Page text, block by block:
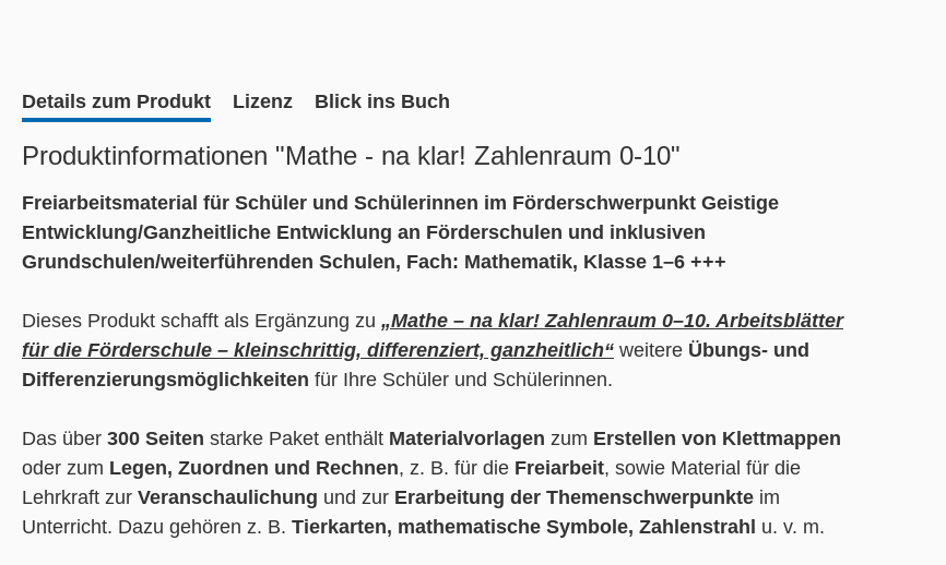
Details zum Produkt Lizenz Blick ins Buch
Produktinformationen "Mathe - na klar! Zahlenraum 0-10"
Freiarbeitsmaterial für Schüler und Schülerinnen im Förderschwerpunkt Geistige
Entwicklung/Ganzheitliche Entwicklung an Förderschulen und inklusiven
Grundschulen/weiterführenden Schulen, Fach: Mathematik, Klasse 1–6 +++
Dieses Produkt schafft als Ergänzung zu „Mathe – na klar! Zahlenraum 0–10. Arbeitsblätter
für die Förderschule – kleinschrittig, differenziert, ganzheitlich“ weitere Übungs- und
Differenzierungsmöglichkeiten für Ihre Schüler und Schülerinnen.
Das über 300 Seiten starke Paket enthält Materialvorlagen zum Erstellen von Klettmappen
oder zum Legen, Zuordnen und Rechnen, z. B. für die Freiarbeit, sowie Material für die
Lehrkraft zur Veranschaulichung und zur Erarbeitung der Themenschwerpunkte im
Unterricht. Dazu gehören z. B. Tierkarten, mathematische Symbole, Zahlenstrahl u. v. m.